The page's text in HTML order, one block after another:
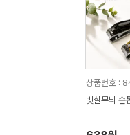
상품번호 :
빗살무늬 손